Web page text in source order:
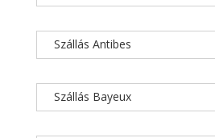
Szállás Antibes
Szállás Bayeux